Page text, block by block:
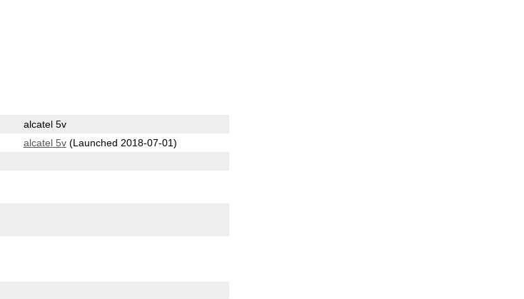
alcatel 5v
alcatel 5v(Launched 2018-07-01)